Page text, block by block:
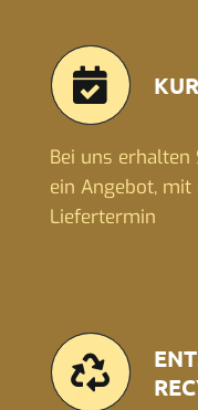
Bei uns
ein Angebot,
Liefertermin